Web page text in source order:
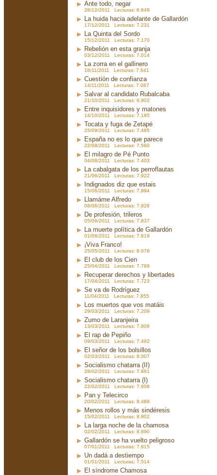
Ante todo, negar
28/12/2011 Lecturas: 6.649
La huida hacia adelante de Gallardón
17/12/2011 Lecturas: 7.231
La Quinta del Sordo
15/12/2011 Lecturas: 7.170
Rebelión en esta granja
03/12/2011 Lecturas: 7.014
La zorra en el gallinero
18/11/2011 Lecturas: 7.641
Cuestión de confianza
14/11/2011 Lecturas: 7.087
Salvar al candidato Rubalcaba
21/10/2011 Lecturas: 6.902
Entre inquisidores y matones
14/10/2011 Lecturas: 7.185
Tocata y fuga de Zetapé
25/09/2011 Lecturas: 7.485
España no es lo que parece
22/08/2011 Lecturas: 7.560
El milagro de Pé Punto
04/08/2011 Lecturas: 7.403
La cabalgata de los perroflautas
21/06/2011 Lecturas: 7.922
Indignados diz que estais
15/06/2011 Lecturas: 7.994
Llamáme Alfredo
08/06/2011 Lecturas: 7.826
De profesión, trileros
05/06/2011 Lecturas: 7.837
La muerte política de Gallardón
01/06/2011 Lecturas: 7.619
¡Viva Franco!
25/05/2011 Lecturas: 8.076
El club de los Cien
25/04/2011 Lecturas: 7.789
Recuperar derechos y libertades
17/04/2011 Lecturas: 7.723
Se va de Rodríguez
11/04/2011 Lecturas: 7.855
Los muertos que vos matáis
29/03/2011 Lecturas: 7.209
Zumo de Laranjeira
13/03/2011 Lecturas: 7.806
El rap de Pepiño
09/03/2011 Lecturas: 7.492
El señor de los bolsillos
02/03/2011 Lecturas: 8.007
Socialismo chatarra (II)
28/02/2011 Lecturas: 7.881
Socialismo chatarra (I)
22/02/2011 Lecturas: 7.606
Pan y Telecirco
20/02/2011 Lecturas: 8.468
Menos rollos y más sindéresis
15/02/2011 Lecturas: 8.802
La larga noche de la chamosa
02/02/2011 Lecturas: 8.890
Gallardón se ha vuelto peligroso
07/01/2011 Lecturas: 7.815
Un dadá a destiempo
01/01/2011 Lecturas: 7.514
El síndrome Chamosa